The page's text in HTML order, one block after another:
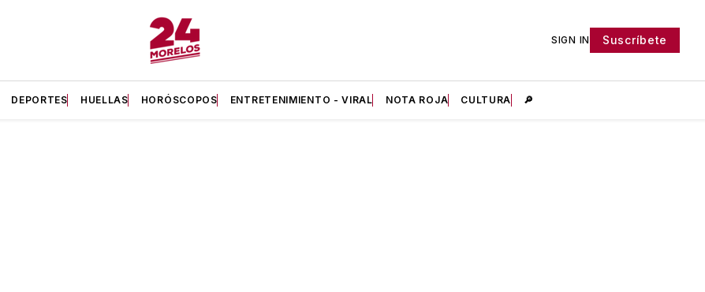
SIGN IN Suscríbete
DEPORTES HUELLAS HORÓSCOPOS ENTRETENIMIENTO - VIRAL NOTA ROJA CULTURA 🔎